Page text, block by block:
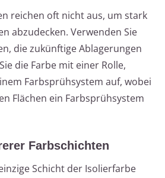
reichen oft nicht aus, um stark
abzudecken. Verwenden Sie
die zukünftige Ablagerungen
die Farbe mit einer Rolle,
Farbsprühsystem auf, wobei
Flächen ein Farbsprühsystem
Farbschichten
Schicht der Isolierfarbe